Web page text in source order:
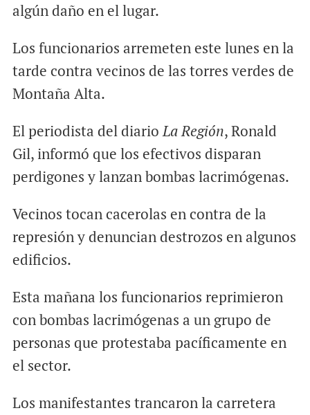
algún daño en el lugar.
Los funcionarios arremeten este lunes en la
tarde contra vecinos de las torres verdes de
Montaña Alta.
El periodista del diarioLa Región, Ronald
Gil, informó que los efectivos disparan
perdigones y lanzan bombas lacrimógenas.
Vecinos tocan cacerolas en contra de la
represión y denuncian destrozos en algunos
edificios.
Esta mañana los funcionarios reprimieron
con bombas lacrimógenas a un grupo de
personas que protestaba pacíficamente en
el sector.
Los manifestantes trancaron la carretera